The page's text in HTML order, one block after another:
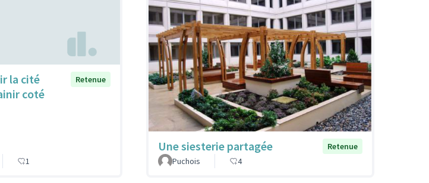
la cité
coté
Retenue
1
Une siesterie partagée
Retenue
Puchois
4